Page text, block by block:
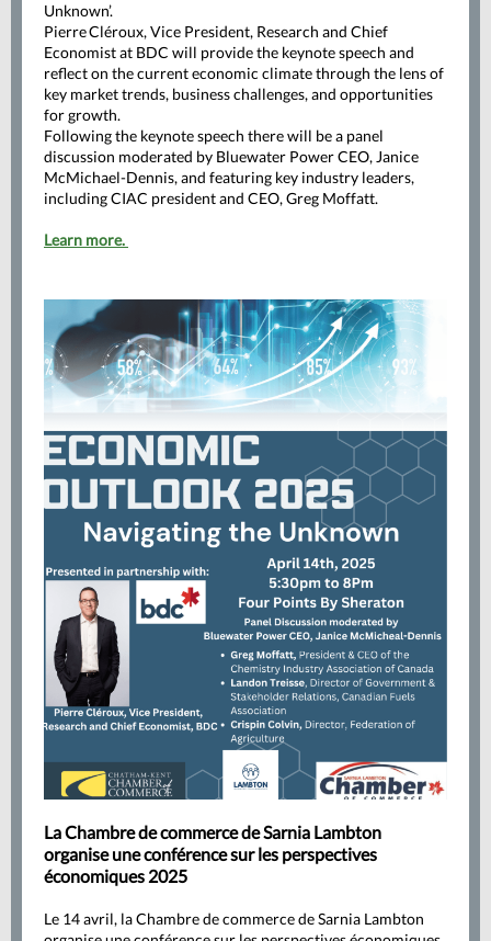
Unknown’.
Pierre Cléroux, Vice President, Research and Chief
Economist at BDC will provide the keynote speech and
reflect on the current economic climate through the lens of
key market trends, business challenges, and opportunities
for growth.
Following the keynote speech there will be a panel
discussion moderated by Bluewater Power CEO, Janice
McMichael-Dennis, and featuring key industry leaders,
including CIAC president and CEO, Greg Moffatt.
Learn more.
La Chambre de commerce de Sarnia Lambton
organise une conférence sur les perspectives
économiques 2025
Le 14 avril, la Chambre de commerce de Sarnia Lambton